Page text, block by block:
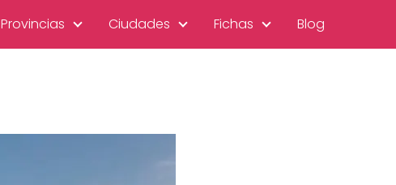
Provincias Ciudades Fichas Blog